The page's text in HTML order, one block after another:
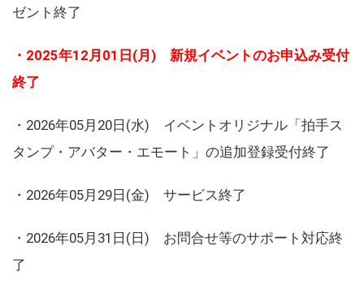
ゼント終了
・2025年12月01日(月) 新規イベントのお申込み受付
終了
・2026年05月20日(水) イベントオリジナル「拍手ス
タンプ・アバター・エモート」の追加登録受付終了
・2026年05月29日(金) サービス終了
・2026年05月31日(日) お問合せ等のサポート対応終
了